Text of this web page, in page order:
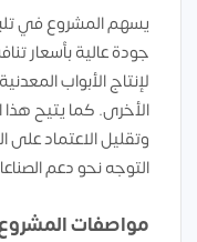
يسهم المشروع في
جودة عالية بأسعار
لإنتاج الأبواب
الأخرى. كما يتيح هذا
وتقليل الاعتماد على
التوجه نحو دعم
مواصفات